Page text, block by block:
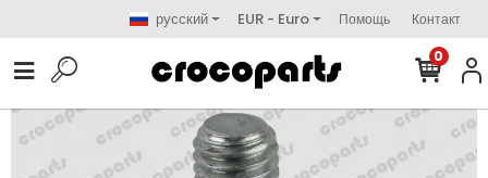
русский EUR - Euro Помощь Контакт
0